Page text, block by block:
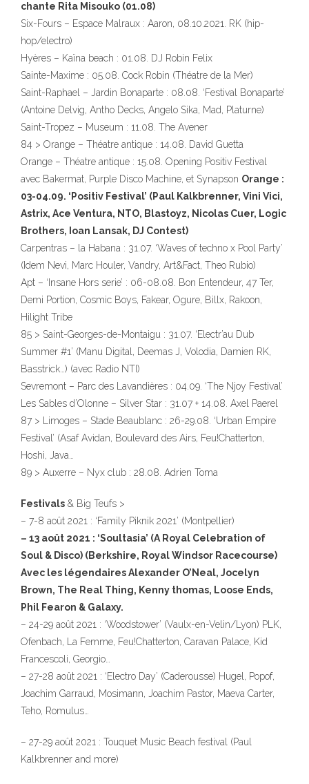
chante Rita Misouko (01.08)
Six-Fours – Espace Malraux : Aaron, 08.10.2021. RK (hip-
hop/electro)
Hyères – Kaïna beach : 01.08. DJ Robin Felix
Sainte-Maxime : 05.08. Cock Robin (Théatre de la Mer)
Saint-Raphael – Jardin Bonaparte : 08.08. ‘Festival Bonaparte’
(Antoine Delvig, Antho Decks, Angelo Sika, Mad, Platurne)
Saint-Tropez – Museum : 11.08. The Avener
84 > Orange – Théatre antique : 14.08. David Guetta
Orange – Théatre antique : 15.08. Opening Positiv Festival
avec Bakermat, Purple Disco Machine, et Synapson Orange :
03-04.09. ‘Positiv Festival’ (Paul Kalkbrenner, Vini Vici,
Astrix, Ace Ventura, NTO, Blastoyz, Nicolas Cuer, Logic
Brothers, Ioan Lansak, DJ Contest)
Carpentras – la Habana : 31.07. ‘Waves of techno x Pool Party’
(Idem Nevi, Marc Houler, Vandry, Art&Fact, Theo Rubio)
Apt – ‘Insane Hors serie’ : 06-08.08. Bon Entendeur, 47 Ter,
Demi Portion, Cosmic Boys, Fakear, Ogure, Billx, Rakoon,
Hilight Tribe
85 > Saint-Georges-de-Montaigu : 31.07. ‘Electr’au Dub
Summer #1’ (Manu Digital, Deemas J, Volodia, Damien RK,
Basstrick…) (avec Radio NTI)
Sevremont – Parc des Lavandières : 04.09. ‘The Njoy Festival’
Les Sables d’Olonne – Silver Star : 31.07 + 14.08. Axel Paerel
87 > Limoges – Stade Beaublanc : 26-29.08. ‘Urban Empire
Festival’ (Asaf Avidan, Boulevard des Airs, Feu!Chatterton,
Hoshi, Java…
89 > Auxerre – Nyx club : 28.08. Adrien Toma
Festivals & Big Teufs >
– 7-8 août 2021 : ‘Family Piknik 2021’ (Montpellier)
– 13 août 2021 : ‘Soultasia’ (A Royal Celebration of
Soul & Disco) (Berkshire, Royal Windsor Racecourse)
Avec les légendaires Alexander O’Neal, Jocelyn
Brown, The Real Thing, Kenny thomas, Loose Ends,
Phil Fearon & Galaxy.
– 24-29 août 2021 : ‘Woodstower’ (Vaulx-en-Velin/Lyon) PLK,
Ofenbach, La Femme, Feu!Chatterton, Caravan Palace, Kid
Francescoli, Georgio…
– 27-28 août 2021 : ‘Electro Day’ (Caderousse) Hugel, Popof,
Joachim Garraud, Mosimann, Joachim Pastor, Maeva Carter,
Teho, Romulus…
– 27-29 août 2021 : Touquet Music Beach festival (Paul
Kalkbrenner and more)